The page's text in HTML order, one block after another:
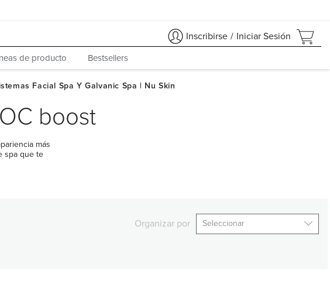
Inscribirse / Iniciar Sesión
de producto Bestsellers
boost
más
spa que te
Organizar por Seleccionar